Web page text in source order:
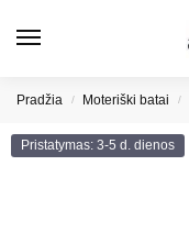
Pradžia / Moteriški batai /
Pristatymas: 3-5 d. dienos